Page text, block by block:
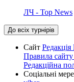
ЛЧ - Top News
До всіх турнірів
Сайт Редакція
Правила сайту
Редакційна
Соціальні